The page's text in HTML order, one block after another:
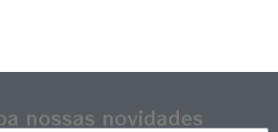
nossas novidades